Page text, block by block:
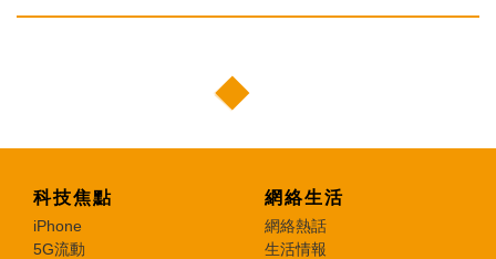
科技焦點
iPhone
5G流動
網絡生活
網絡熱話
生活情報